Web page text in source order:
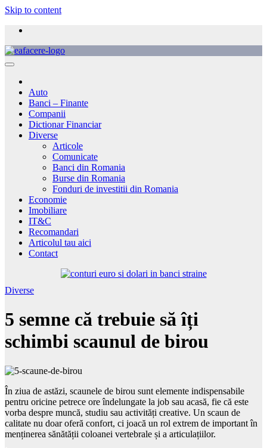
Skip to content
Auto
Banci – Finante
Companii
Dictionar Financiar
Diverse
Articole
Comunicate
Banci din Romania
Burse din Romania
Fonduri de investitii din Romania
Economie
Imobiliare
IT&C
Recomandari
Articolul tau aici
Contact
Diverse
5 semne că trebuie să îți
schimbi scaunul de birou
În ziua de astăzi, scaunele de birou sunt elemente indispensabile
pentru oricine petrece ore îndelungate la job sau acasă, fie că este
vorba despre muncă, studiu sau activități creative. Un scaun de
calitate nu doar oferă confort, ci joacă un rol extrem de important în
menținerea sănătății coloanei vertebrale și a articulațiilor.